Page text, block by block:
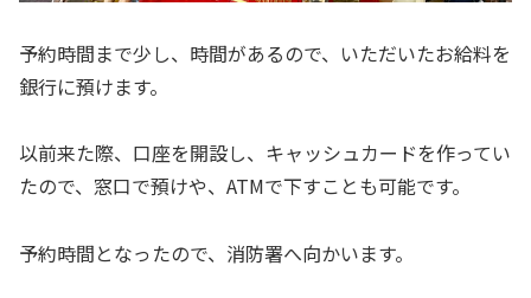
予約時間まで少し、時間があるので、いただいたお給料を
銀行に預けます。
以前来た際、口座を開設し、キャッシュカードを作ってい
たので、窓口で預けや、ATMで下すことも可能です。
予約時間となったので、消防署へ向かいます。